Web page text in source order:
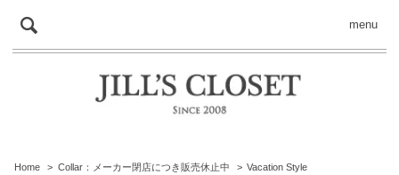
menu
Home > Collar：メーカー閉店につき販売休止中 > Vacation Style